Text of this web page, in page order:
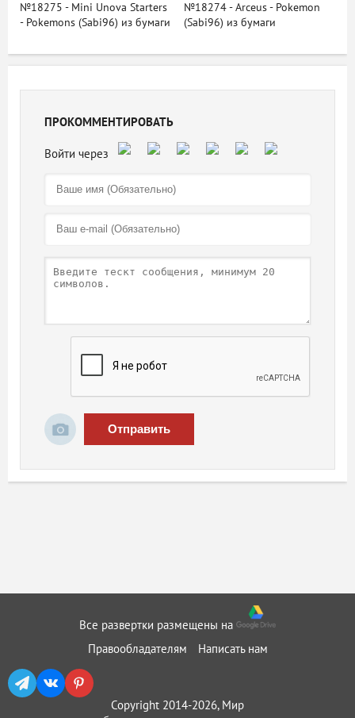
№18275 - Mini Unova Starters
- Pokemons (Sabi96) из бумаги
№18274 - Arceus - Pokemon
(Sabi96) из бумаги
ПРОКОММЕНТИРОВАТЬ
Отправить
Все развертки размещены на
Правообладателям
Написать нам
Copyright 2014-2026, Мир